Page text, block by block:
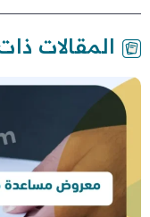
المقالات